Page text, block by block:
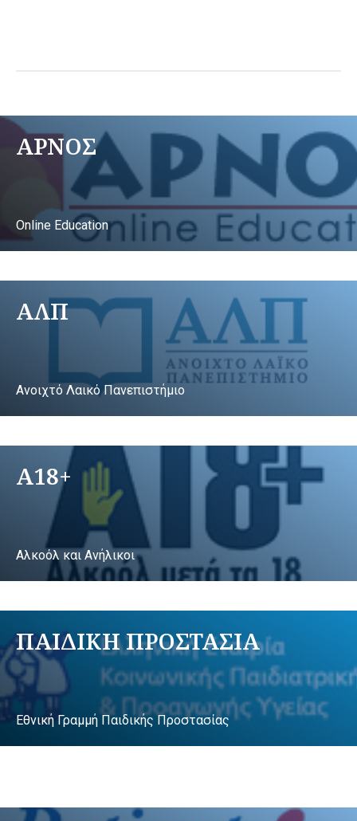
ΑΡΝΟΣ
Online Education
ΑΛΠ
Ανοιχτό Λαικό Πανεπιστήμιο
A18+
Αλκοόλ και Ανήλικοι
ΠΑΙΔΙΚΗ ΠΡΟΣΤΑΣΙΑ
Εθνική Γραμμή Παιδικής Προστασίας